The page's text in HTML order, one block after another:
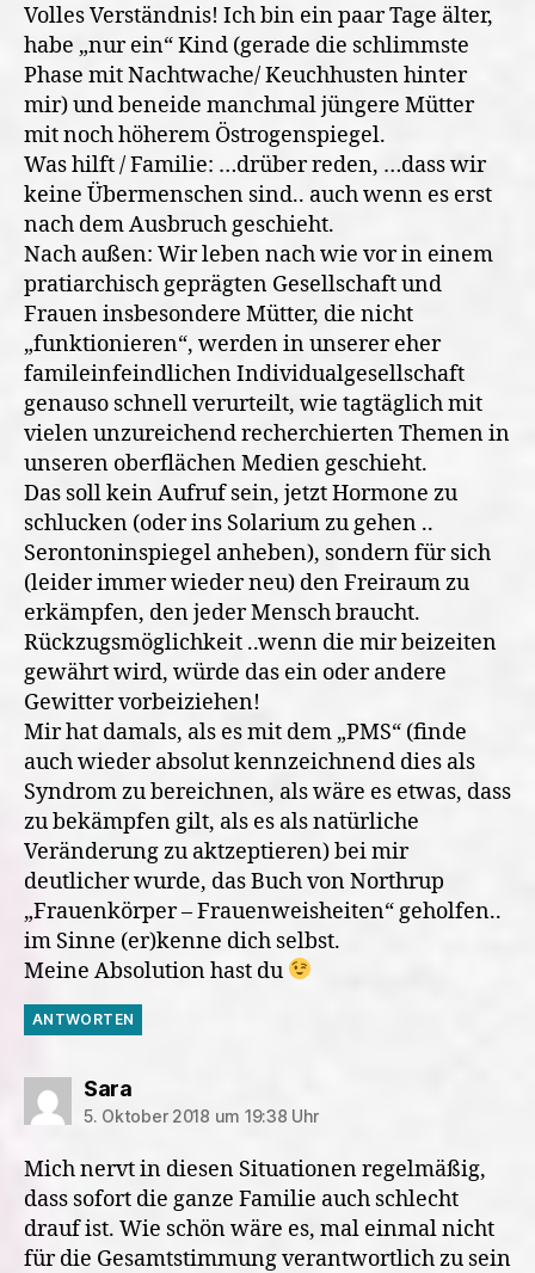
Volles Verständnis! Ich bin ein paar Tage älter,
habe „nur ein“ Kind (gerade die schlimmste
Phase mit Nachtwache/ Keuchhusten hinter
mir) und beneide manchmal jüngere Mütter
mit noch höherem Östrogenspiegel.
Was hilft / Familie: …drüber reden, …dass wir
keine Übermenschen sind.. auch wenn es erst
nach dem Ausbruch geschieht.
Nach außen: Wir leben nach wie vor in einem
pratiarchisch geprägten Gesellschaft und
Frauen insbesondere Mütter, die nicht
„funktionieren“, werden in unserer eher
famileinfeindlichen Individualgesellschaft
genauso schnell verurteilt, wie tagtäglich mit
vielen unzureichend recherchierten Themen in
unseren oberflächen Medien geschieht.
Das soll kein Aufruf sein, jetzt Hormone zu
schlucken (oder ins Solarium zu gehen ..
Serontoninspiegel anheben), sondern für sich
(leider immer wieder neu) den Freiraum zu
erkämpfen, den jeder Mensch braucht.
Rückzugsmöglichkeit ..wenn die mir beizeiten
gewährt wird, würde das ein oder andere
Gewitter vorbeiziehen!
Mir hat damals, als es mit dem „PMS“ (finde
auch wieder absolut kennzeichnend dies als
Syndrom zu bereichnen, als wäre es etwas, dass
zu bekämpfen gilt, als es als natürliche
Veränderung zu aktzeptieren) bei mir
deutlicher wurde, das Buch von Northrup
„Frauenkörper – Frauenweisheiten“ geholfen..
im Sinne (er)kenne dich selbst.
Meine Absolution hast du
ANTWORTEN
Sarasagt:
5. Oktober 2018 um 19:38 Uhr
Mich nervt in diesen Situationen regelmäßig,
dass sofort die ganze Familie auch schlecht
drauf ist. Wie schön wäre es, mal einmal nicht
für die Gesamtstimmung verantwortlich zu sein